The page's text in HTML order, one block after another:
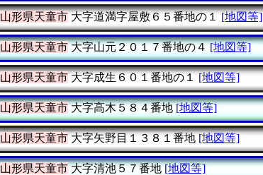
山形県天童市大字道満字屋敷６５番地の１ [地図等]
山形県天童市大字山元２０１７番地の４ [地図等]
山形県天童市大字成生６０１番地の１ [地図等]
山形県天童市大字高木５８４番地 [地図等]
山形県天童市大字矢野目１３８１番地 [地図等]
山形県天童市大字清池５７番地 [地図等]